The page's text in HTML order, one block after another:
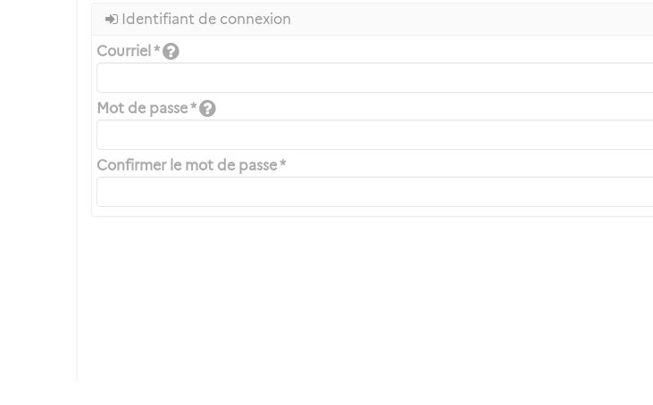
Identifiant de connexion
Courriel *
Mot de passe *
Confirmer le mot de passe *